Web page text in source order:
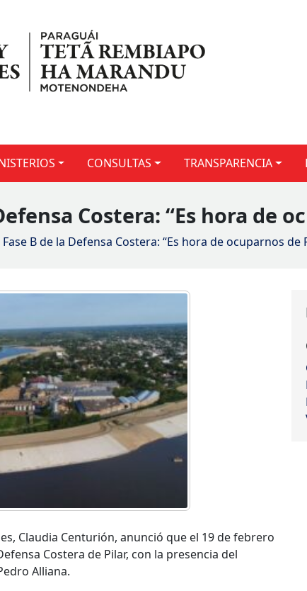
CONSULTAS TRANSPARENCIA
Costera: “Es hora de
B de la Defensa Costera: “Es hora de ocuparnos de
Claudia Centurión, anunció que el 19 de febrero
Costera de Pilar, con la presencia del
Alliana.